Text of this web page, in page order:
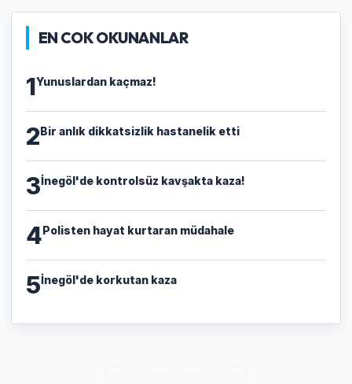
EN COK OKUNANLAR
1Yunuslardan kaçmaz!
2Bir anlık dikkatsizlik hastanelik etti
3İnegöl'de kontrolsüz kavşakta kaza!
4Polisten hayat kurtaran müdahale
5İnegöl'de korkutan kaza